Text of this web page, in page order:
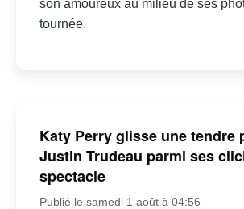
son amoureux au milieu de ses
tournée.
Katy Perry glisse une tendre
Justin Trudeau parmi ses
spectacle
Publié le samedi 1 août à 04:56